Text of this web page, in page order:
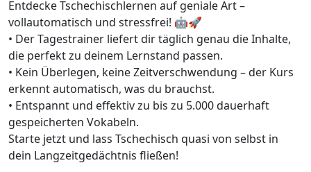
Entdecke Tschechischlernen auf geniale Art –
vollautomatisch und stressfrei! 🤖🚀
• Der Tagestrainer liefert dir täglich genau die Inhalte,
die perfekt zu deinem Lernstand passen.
• Kein Überlegen, keine Zeitverschwendung – der Kurs
erkennt automatisch, was du brauchst.
• Entspannt und effektiv zu bis zu 5.000 dauerhaft
gespeicherten Vokabeln.
Starte jetzt und lass Tschechisch quasi von selbst in
dein Langzeitgedächtnis fließen!